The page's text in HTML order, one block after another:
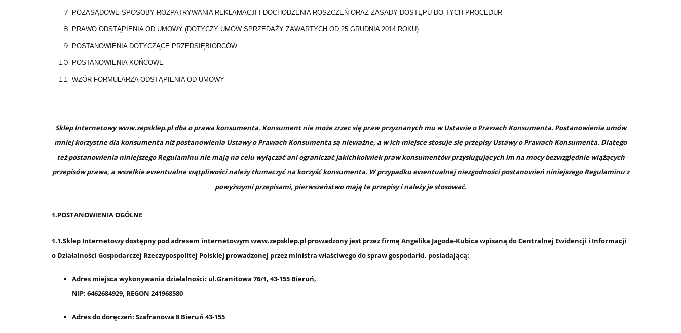
POZASĄDOWE SPOSOBY ROZPATRYWANIA REKLAMACJI I DOCHODZENIA ROSZCZEŃ ORAZ ZASADY DOSTĘPU DO TYCH PROCEDUR
PRAWO ODSTĄPIENIA OD UMOWY (DOTYCZY UMÓW SPRZEDAŻY ZAWARTYCH OD 25 GRUDNIA 2014 ROKU)
POSTANOWIENIA DOTYCZĄCE PRZEDSIĘBIORCÓW
POSTANOWIENIA KOŃCOWE
WZÓR FORMULARZA ODSTĄPIENIA OD UMOWY
Sklep Internetowy www.zepsklep.pldba o prawa konsumenta. Konsument nie może zrzec się praw przyznanych mu w Ustawie o Prawach Konsumenta. Postanowienia umów
mniej korzystne dla konsumenta niż postanowienia Ustawy o Prawach Konsumenta są nieważne, a w ich miejsce stosuje się przepisy Ustawy o Prawach Konsumenta. Dlatego
też postanowienia niniejszego Regulaminu nie mają na celu wyłączać ani ograniczać jakichkolwiek praw konsumentów przysługujących im na mocy bezwzględnie wiążących
przepisów prawa, a wszelkie ewentualne wątpliwości należy tłumaczyć na korzyść konsumenta. W przypadku ewentualnej niezgodności postanowień niniejszego Regulaminu z
powyższymi przepisami, pierwszeństwo mają te przepisy i należy je stosować.
1.POSTANOWIENIA OGÓLNE
1.1.Sklep Internetowy dostępny pod adresem internetowym www.zepsklep.pl prowadzony jest przez firmę Angelika Jagoda-Kubica wpisaną do Centralnej Ewidencji i Informacji
o Działalności Gospodarczej Rzeczypospolitej Polskiej prowadzonej przez ministra właściwego do spraw gospodarki, posiadającą:
Adres miejsca wykonywania działalności: ul.Granitowa 76/1, 43-155 Bieruń,
NIP: 6462684929, REGON 241968580
Adres do doręczeń: Szafranowa 8 Bieruń 43-155